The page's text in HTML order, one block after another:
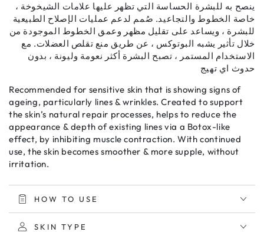
ينصح به للبشرة الحساسة التي تظهر عليها علامات الشيخوخة ،
خاصة الخطوط والتجاعيد. صُمم لدعم عمليات الإصلاح الطبيعية
للبشرة ، ويساعد على تقليل مظهر وعمق الخطوط الموجودة من
خلال تأثير يشبه البوتوكس ، عن طريق منع تقلص العضلات. مع
الاستخدام المستمر ، تصبح البشرة أكثر نعومة وليونة ، بدون
حدوث اي تهيج
Recommended for sensitive skin that is showing signs of
ageing, particularly lines & wrinkles. Created to support
the skin’s natural repair processes, helps to reduce the
appearance & depth of existing lines via a Botox-like
effect, by inhibiting muscle contraction. With continued
use, the skin becomes smoother & more supple, without
irritation.
HOW TO USE
SKIN TYPE